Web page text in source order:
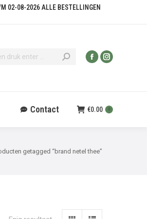
02-08-2026 ALLE BESTELLINGEN
Contact €0.00 0
getagged “brand netel thee”